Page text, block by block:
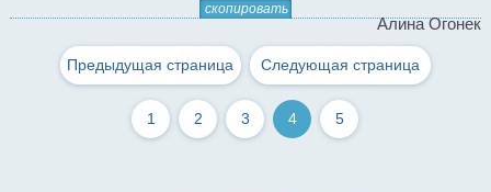
скопировать
Алина Огонек
Предыдущая страница Следующая страница
1 2 3 4 5